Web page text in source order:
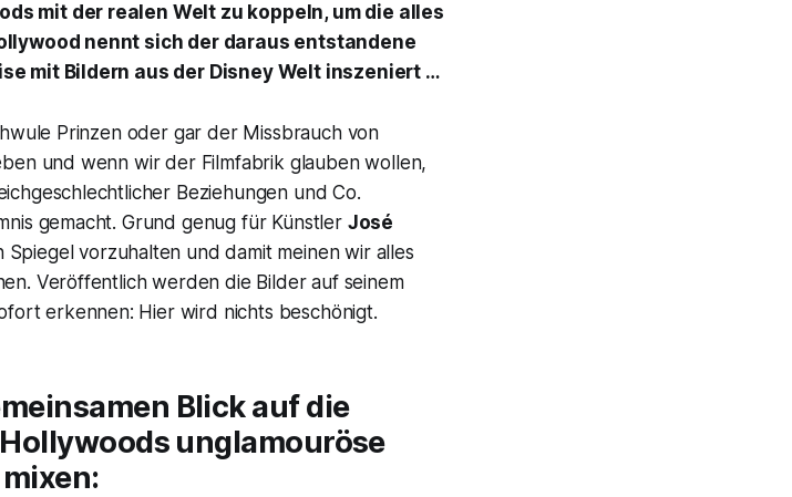
mit der realen Welt zu koppeln, um die alles
nennt sich der daraus entstandene
mit Bildern aus der Disney Welt inszeniert …
Prinzen oder gar der Missbrauch von
und wenn wir der Filmfabrik glauben wollen,
Beziehungen und Co.
gemacht. Grund genug für Künstler José
Spiegel vorzuhalten und damit meinen wir alles
Veröffentlich werden die Bilder auf seinem
erkennen: Hier wird nichts beschönigt.
Blick auf die
unglamouröse